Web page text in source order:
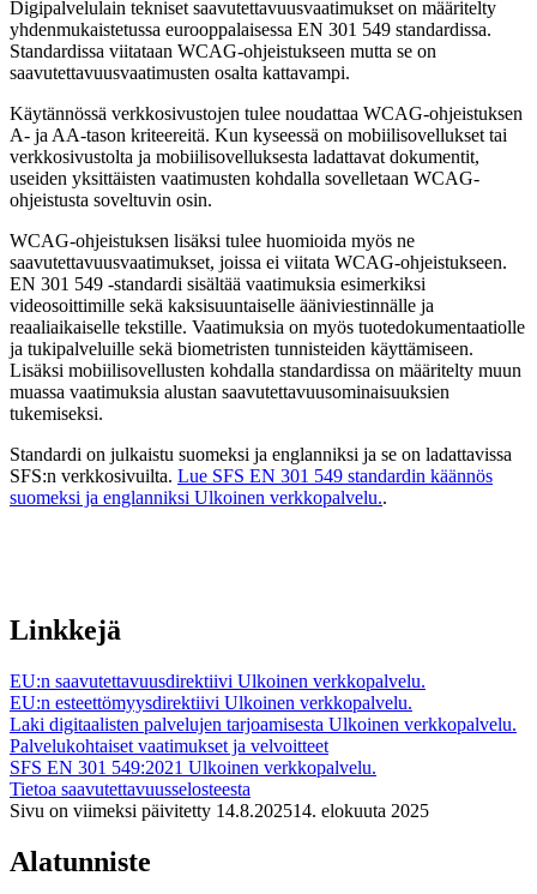
Digipalvelulain tekniset saavutettavuusvaatimukset on määritelty
yhdenmukaistetussa eurooppalaisessa EN 301 549 standardissa.
Standardissa viitataan WCAG-ohjeistukseen mutta se on
saavutettavuusvaatimusten osalta kattavampi.
Käytännössä verkkosivustojen tulee noudattaa WCAG-ohjeistuksen
A- ja AA-tason kriteereitä. Kun kyseessä on mobiilisovellukset tai
verkkosivustolta ja mobiilisovelluksesta ladattavat dokumentit,
useiden yksittäisten vaatimusten kohdalla sovelletaan WCAG-
ohjeistusta soveltuvin osin.
WCAG-ohjeistuksen lisäksi tulee huomioida myös ne
saavutettavuusvaatimukset, joissa ei viitata WCAG-ohjeistukseen.
EN 301 549 -standardi sisältää vaatimuksia esimerkiksi
videosoittimille sekä kaksisuuntaiselle ääniviestinnälle ja
reaaliaikaiselle tekstille. Vaatimuksia on myös tuotedokumentaatiolle
ja tukipalveluille sekä biometristen tunnisteiden käyttämiseen.
Lisäksi mobiilisovellusten kohdalla standardissa on määritelty muun
muassa vaatimuksia alustan saavutettavuusominaisuuksien
tukemiseksi.
Standardi on julkaistu suomeksi ja englanniksi ja se on ladattavissa
SFS:n verkkosivuilta. Lue SFS EN 301 549 standardin käännös
suomeksi ja englanniksi Ulkoinen verkkopalvelu..
Linkkejä
EU:n saavutettavuusdirektiivi Ulkoinen verkkopalvelu.
EU:n esteettömyysdirektiivi Ulkoinen verkkopalvelu.
Laki digitaalisten palvelujen tarjoamisesta Ulkoinen verkkopalvelu.
Palvelukohtaiset vaatimukset ja velvoitteet
SFS EN 301 549:2021 Ulkoinen verkkopalvelu.
Tietoa saavutettavuusselosteesta
Sivu on viimeksi päivitetty 14.8.202514. elokuuta 2025
Alatunniste